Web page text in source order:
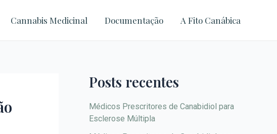
Cannabis Medicinal Documentação A Fito Canábica
Posts recentes
Médicos Prescritores de Canabidiol para
Esclerose Múltipla
v
o
s